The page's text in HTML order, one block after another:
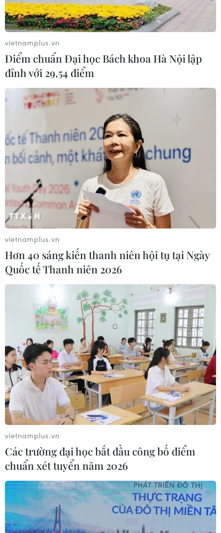
vietnamplus.vn
Điểm chuẩn Đại học Bách khoa Hà Nội lập
đỉnh với 29,54 điểm
vietnamplus.vn
Hơn 40 sáng kiến thanh niên hội tụ tại Ngày
Quốc tế Thanh niên 2026
vietnamplus.vn
Các trường đại học bắt đầu công bố điểm
chuẩn xét tuyển năm 2026